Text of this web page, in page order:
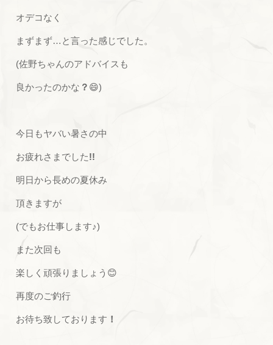
オデコなく
まずまず…と言った感じでした。
(佐野ちゃんのアドバイスも
良かったのかな ？ 😄)
今日もヤバい暑さの中
お疲れさまでした!!
明日から長めの夏休み
頂きますが
(でもお仕事します♪)
また次回も
楽しく頑張りましょう😊
再度のご釣行
お待ち致しております ！